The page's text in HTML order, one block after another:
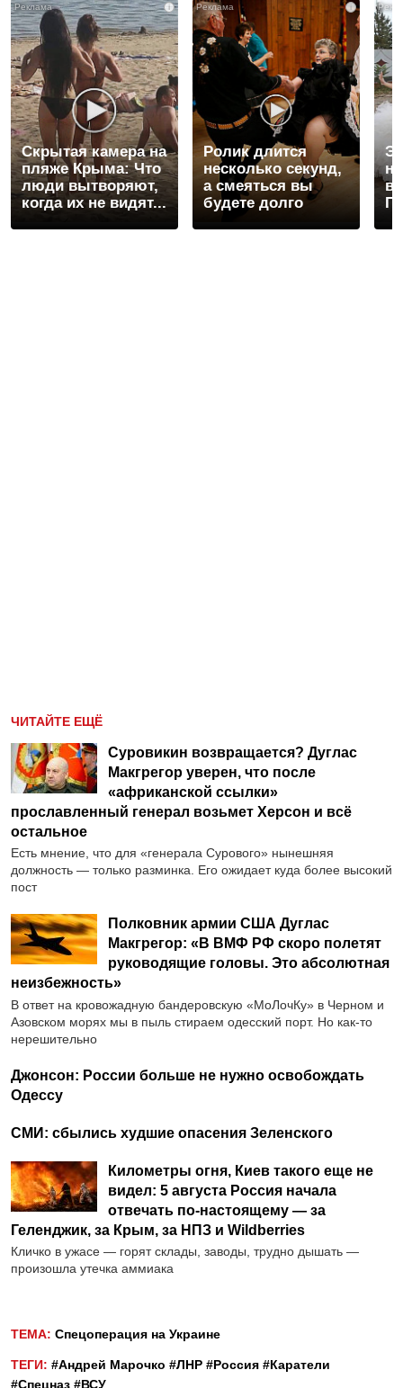
i
Скрытая камера на
пляже Крыма: Что
люди вытворяют,
когда их не видят...
i
Ролик длится
несколько секунд,
а смеяться вы
будете долго
ЧИТАЙТЕ ЕЩЁ
Суровикин возвращается? Дуглас
Макгрегор уверен, что после
«африканской ссылки»
прославленный генерал возьмет Херсон и всё
остальное
Есть мнение, что для «генерала Сурового» нынешняя
должность — только разминка. Его ожидает куда более высокий
пост
Полковник армии США Дуглас
Макгрегор: «В ВМФ РФ скоро полетят
руководящие головы. Это абсолютная
неизбежность»
В ответ на кровожадную бандеровскую «МоЛочКу» в Черном и
Азовском морях мы в пыль стираем одесский порт. Но как-то
нерешительно
Джонсон: России больше не нужно освобождать
Одессу
СМИ: сбылись худшие опасения Зеленского
Километры огня, Киев такого еще не
видел: 5 августа Россия начала
отвечать по-настоящему — за
Геленджик, за Крым, за НПЗ и Wildberries
Кличко в ужасе — горят склады, заводы, трудно дышать —
произошла утечка аммиака
ТЕМА: Спецоперация на Украине
ТЕГИ: #Андрей Марочко #ЛНР #Россия #Каратели
#Спецназ #ВСУ